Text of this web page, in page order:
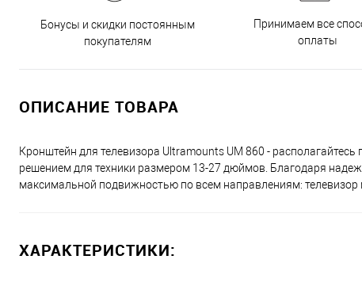
Бонусы и скидки постоянным
покупателям
Принимаем все
оплаты
ОПИСАНИЕ ТОВАРА
Кронштейн для телевизора Ultramounts UM 860 -
решением для техники размером 13-27 дюймов. Благодаря
максимальной подвижностью по всем направлениям:
ХАРАКТЕРИСТИКИ: